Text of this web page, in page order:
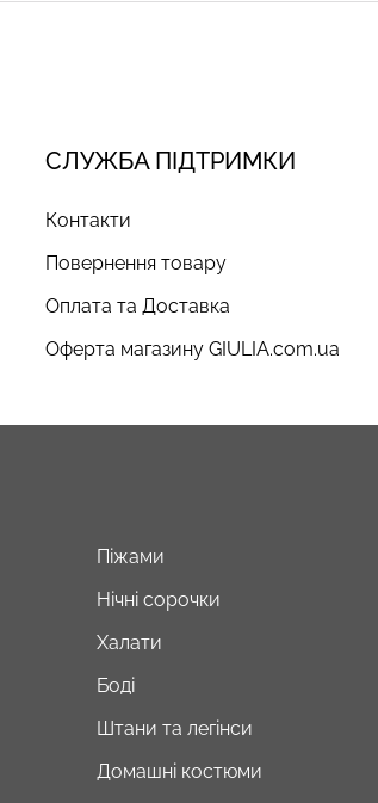
СЛУЖБА ПІДТРИМКИ
Контакти
Повернення товару
Оплата та Доставка
Оферта магазину GIULIA.com.ua
Піжами
Нічні сорочки
Халати
Боді
Штани та легінси
Домашні костюми